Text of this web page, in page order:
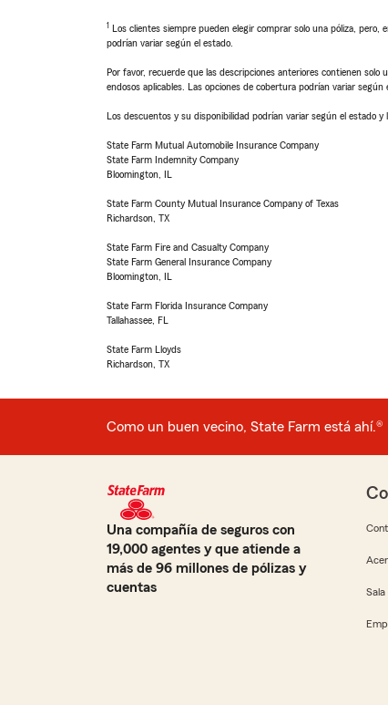
1 Los clientes siempre pueden elegir comprar solo una póliza, pero,
podrían variar según el estado.
Por favor, recuerde que las descripciones anteriores contienen
endosos aplicables. Las opciones de cobertura podrían variar
Los descuentos y su disponibilidad podrían variar según el estado
State Farm Mutual Automobile Insurance Company
State Farm Indemnity Company
Bloomington, IL
State Farm County Mutual Insurance Company of Texas
Richardson, TX
State Farm Fire and Casualty Company
State Farm General Insurance Company
Bloomington, IL
State Farm Florida Insurance Company
Tallahassee, FL
State Farm Lloyds
Richardson, TX
Como un buen vecino, State Farm está ahí.®
Una compañía de seguros con
19,000 agentes y que atiende a
más de 96 millones de pólizas y
cuentas